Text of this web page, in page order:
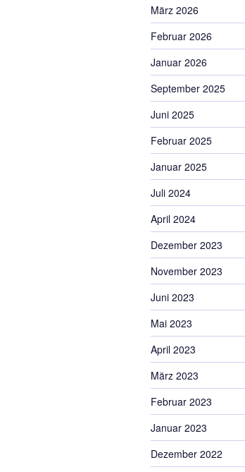
März 2026
Februar 2026
Januar 2026
September 2025
Juni 2025
Februar 2025
Januar 2025
Juli 2024
April 2024
Dezember 2023
November 2023
Juni 2023
Mai 2023
April 2023
März 2023
Februar 2023
Januar 2023
Dezember 2022